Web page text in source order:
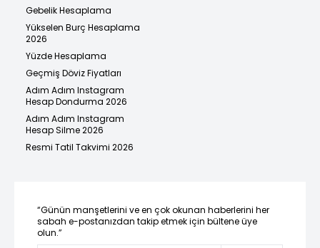
Gebelik Hesaplama
Yükselen Burç Hesaplama
2026
Yüzde Hesaplama
Geçmiş Döviz Fiyatları
Adım Adım Instagram
Hesap Dondurma 2026
Adım Adım Instagram
Hesap Silme 2026
Resmi Tatil Takvimi 2026
“Günün manşetlerini ve en çok okunan haberlerini her
sabah e-postanızdan takip etmek için bültene üye
olun.”